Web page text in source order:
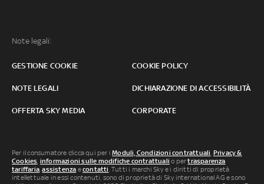
Note legali:
GESTIONE COOKIE COOKIE POLICY
NOTE LEGALI DICHIARAZIONE DI ACCESSIBILITÀ
OFFERTA SKY MEDIA CORPORATE
Per il consumatore clicca qui per iModuli, Condizioni contrattuali, Privacy &
Cookies, informazioni sulle modifiche contrattuali o pertrasparenza
tariffaria,assistenza econtatti. Tutti i marchi Sky e i diritti di proprietà
intellettuale in essi contenuti, sono di proprietà di Sky international AG e sono